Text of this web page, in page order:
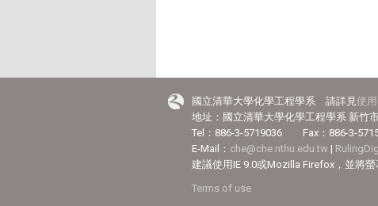
國立清華大學化學工程學系 請詳見 使
地址：國立清華大學化學工程學系 新竹
Tel：886-3-5719036 Fax：886-3-
E-Mail： che@che.nthu.edu.tw |
建議使用IE 9.0或Mozilla Firefox，並將
Terms of use